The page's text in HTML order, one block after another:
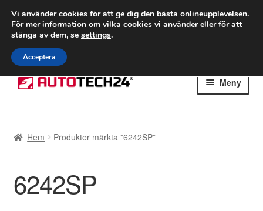
FRAKT från 75 kr
Världsomspännande frakt
Ring 766 924 713
Hoppa
till
Hoppa
till
Meny
Betalningar
Integritetspolicy
Hem Produkter märkta ”6242SP”
6242SP
Vi använder cookies för att ge dig den bästa onlineupplevelsen.
För mer information om vilka cookies vi använder eller för att
stänga av dem, se settings.
Acceptera